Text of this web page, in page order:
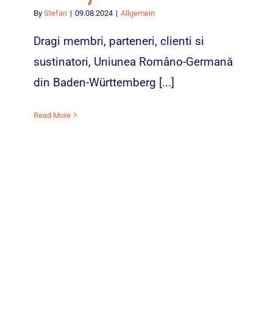
By Stefan | 09.08.2024 | Allgemein
Dragi membri, parteneri, clienti si
sustinatori, Uniunea Româno-Germană
din Baden-Württemberg [...]
Read More